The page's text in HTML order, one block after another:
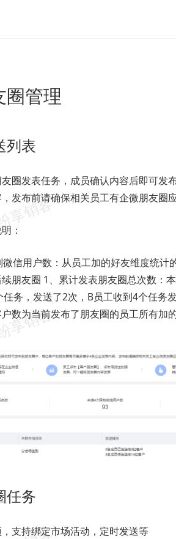
圈管理
列表
圈发表任务，成员确认内容后即可发
发布前请确保相关员工有企微朋友圈
：
信用户数：从员工加的好友维度统
朋友圈 1、累计发表朋友圈总次数：
务，发送了2次，B员工收到4个任务
数为当前发布了朋友圈的员工所有加
任务
支持绑定市场活动，定时发送等